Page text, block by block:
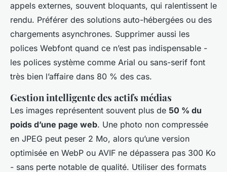
appels externes, souvent bloquants, qui ralentissent le
rendu. Préférer des solutions auto-hébergées ou des
chargements asynchrones. Supprimer aussi les
polices Webfont quand ce n’est pas indispensable -
les polices système comme Arial ou sans-serif font
très bien l’affaire dans 80 % des cas.
Gestion intelligente des actifs médias
Les images représentent souvent plus de 50 % du
poids d’une page web. Une photo non compressée
en JPEG peut peser 2 Mo, alors qu’une version
optimisée en WebP ou AVIF ne dépassera pas 300 Ko
- sans perte notable de qualité. Utiliser des formats